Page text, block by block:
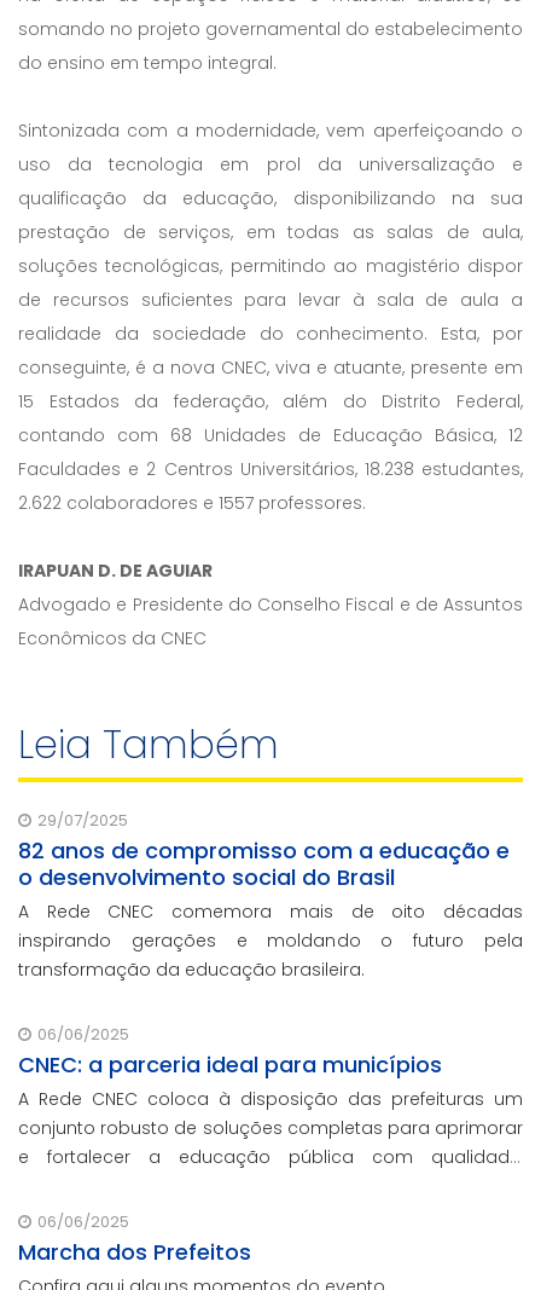
somando no projeto governamental do estabelecimento
do ensino em tempo integral.
Sintonizada com a modernidade, vem aperfeiçoando o
uso da tecnologia em prol da universalização e
qualificação da educação, disponibilizando na sua
prestação de serviços, em todas as salas de aula,
soluções tecnológicas, permitindo ao magistério dispor
de recursos suficientes para levar à sala de aula a
realidade da sociedade do conhecimento. Esta, por
conseguinte, é a nova CNEC, viva e atuante, presente em
15 Estados da federação, além do Distrito Federal,
contando com 68 Unidades de Educação Básica, 12
Faculdades e 2 Centros Universitários, 18.238 estudantes,
2.622 colaboradores e 1557 professores.
IRAPUAN D. DE AGUIAR
Advogado e Presidente do Conselho Fiscal e de Assuntos
Econômicos da CNEC
Leia Também
29/07/2025
82 anos de compromisso com a educação e
o desenvolvimento social do Brasil
A Rede CNEC comemora mais de oito décadas
inspirando gerações e moldando o futuro pela
transformação da educação brasileira.
06/06/2025
CNEC: a parceria ideal para municípios
A Rede CNEC coloca à disposição das prefeituras um
conjunto robusto de soluções completas para aprimorar
e fortalecer a educação pública com qualidade,
que não participaram da Marcha dos Prefeitos
06/06/2025
Marcha dos Prefeitos